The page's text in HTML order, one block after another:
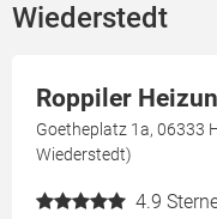
Wiederstedt
Roppiler
Goetheplatz 1a, 06333
Wiederstedt)
4.9